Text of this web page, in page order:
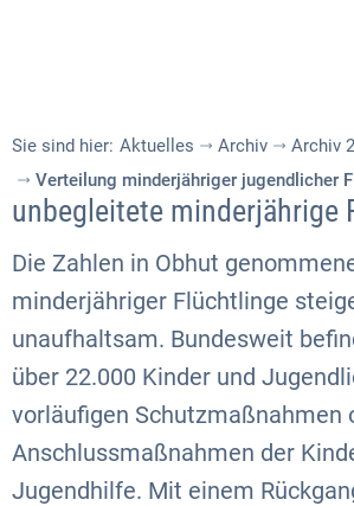
Sie sind hier: Aktuelles Archiv
Archiv
Verteilung minderjähriger jugendlicher
unbegleitete minderjährige
Die Zahlen in Obhut
minderjähriger Flüchtlinge
unaufhaltsam. Bundesweit
über 22.000 Kinder und
vorläufigen Schutzmaßnahmen
Anschlussmaßnahmen der
Jugendhilfe. Mit einem